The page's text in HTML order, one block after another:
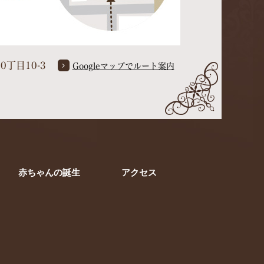
丁目10-3 Googleマップでルート案内
赤ちゃんの誕生 アクセス